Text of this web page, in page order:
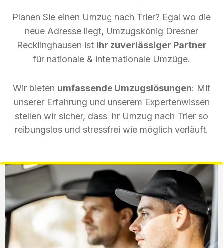
Planen Sie einen Umzug nach Trier? Egal wo die
neue Adresse liegt, Umzugskönig Dresner
Recklinghausen ist Ihr zuverlässiger Partner
für nationale & internationale Umzüge.
Wir bieten umfassende Umzugslösungen: Mit
unserer Erfahrung und unserem Expertenwissen
stellen wir sicher, dass Ihr Umzug nach Trier so
reibungslos und stressfrei wie möglich verläuft.